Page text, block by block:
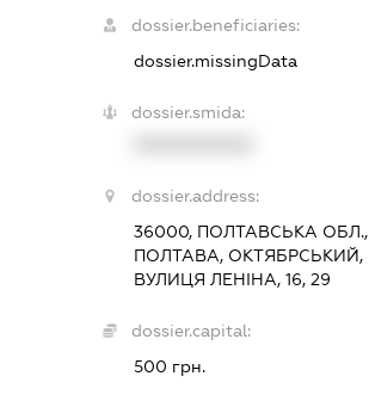
dossier.beneficiaries:
dossier.missingData
dossier.smida:
dossier.address:
36000, ПОЛТАВСЬКА ОБЛ.,
ПОЛТАВА, ОКТЯБРСЬКИЙ,
ВУЛИЦЯ ЛЕНІНА, 16, 29
dossier.capital:
500 грн.